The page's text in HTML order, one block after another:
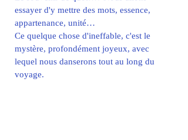
essayer d'y mettre des mots, essence,
appartenance, unité…
Ce quelque chose d'ineffable, c'est le
mystère, profondément joyeux, avec
lequel nous danserons tout au long du
voyage.